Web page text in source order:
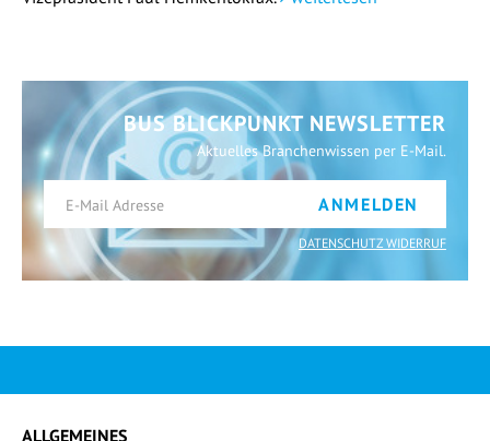
BUS BLICKPUNKT NEWSLETTER
Aktuelles Branchenwissen per E-Mail.
ANMELDEN
DATENSCHUTZ WIDERRUF
ALLGEMEINES